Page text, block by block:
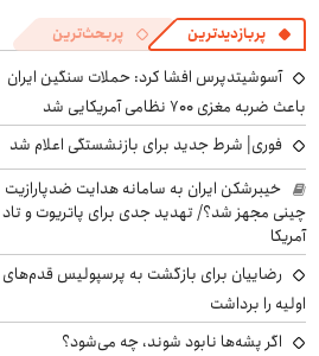
پربازدیدترین پربحث‌ترین
آسوشیتدپرس افشا کرد: حملات سنگین ایران
باعث ضربه مغزی ۷۰۰ نظامی آمریکایی شد
فوری| شرط جدید برای بازنشستگی اعلام شد
خیبرشکن ایران به سامانه هدایت ضدپارازیت
چینی مجهز شد؟/ تهدید جدی برای پاتریوت و تاد
آمریکا
رضاییان برای بازگشت به پرسپولیس قدم‌های
اولیه را برداشت
اگر پشه‌ها نابود شوند، چه می‌شود؟